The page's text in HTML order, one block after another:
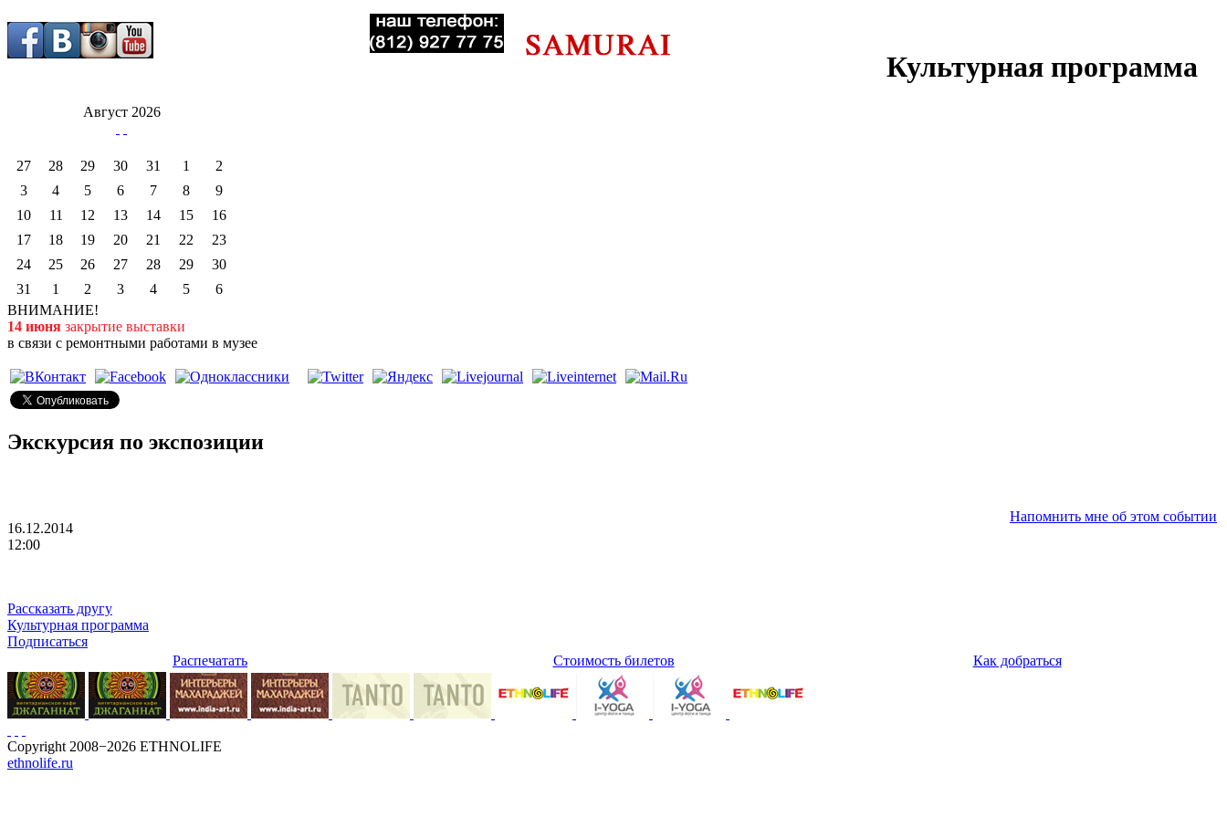
Культурная программа
Август 2026
27 28 29 30 31 1
2
3
4 5 6 7 8
9
10
11 12 13 14 15
16
17
18 19 20 21 22
23
24
25 26 27 28 29
30
31
1 2 3 4 5
6
ВНИМАНИЕ!
14 июня закрытие выставки
в связи с ремонтными работами в музее
Экскурсия по экспозиции
Напомнить мне об этом событии
16.12.2014
12:00
Рассказать другу
Культурная программа
Подписаться
Распечатать
Стоимость билетов Как добраться
Copyright 2008−2026 ETHNOLIFE
ethnolife.ru